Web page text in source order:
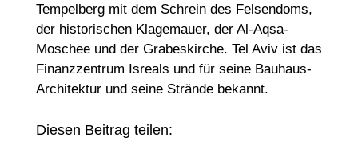
Tempelberg mit dem Schrein des Felsendoms,
der historischen Klagemauer, der Al-Aqsa-
Moschee und der Grabeskirche. Tel Aviv ist das
Finanzzentrum Isreals und für seine Bauhaus-
Architektur und seine Strände bekannt.
Diesen Beitrag teilen: